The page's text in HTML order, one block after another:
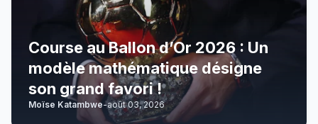
Course au Ballon d’Or 2026 : Un
modèle mathématique désigne
son grand favori !
Moïse Katambwe-août 03, 2026